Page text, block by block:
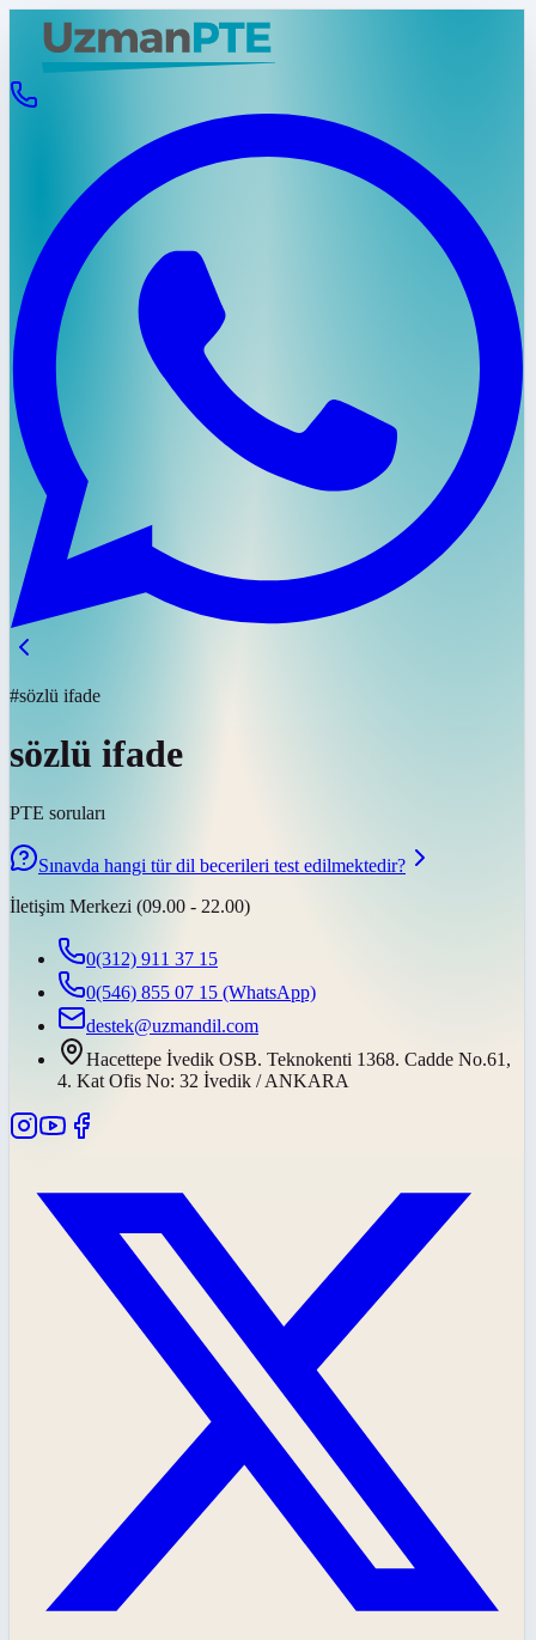
#sözlü ifade
sözlü ifade
PTE soruları
Sınavda hangi tür dil becerileri test edilmektedir?
İletişim Merkezi (09.00 - 22.00)
0(312) 911 37 15
0(546) 855 07 15 (WhatsApp)
destek@uzmandil.com
Hacettepe İvedik OSB. Teknokenti 1368. Cadde No.61,
4. Kat Ofis No: 32 İvedik / ANKARA